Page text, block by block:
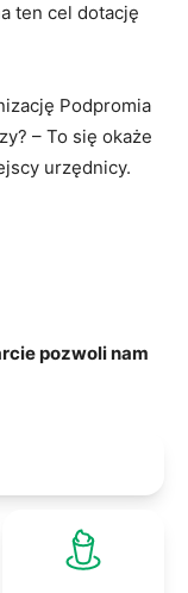
ten cel dotację
Podpromia
– To się okaże
urzędnicy.
pozwoli nam